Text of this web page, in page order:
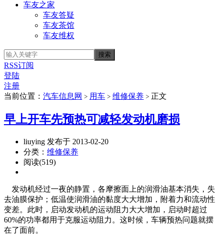
车友之家
车友答疑
车友茶馆
车友维权
RSS订阅
登陆
注册
当前位置： 汽车信息网 > 用车 > 维修保养 > 正文
早上开车先预热可减轻发动机磨损
liuying 发布于 2013-02-20
分类： 维修保养
阅读(519)
发动机经过一夜的静置，各摩擦面上的润滑油基本消失，失
去油膜保护；低温使润滑油的黏度大大增加，附着力和流动性
变差。此时，启动发动机的运动阻力大大增加，启动时超过
60%的功率都用于克服运动阻力。这时候，车辆预热问题就摆
在了面前。